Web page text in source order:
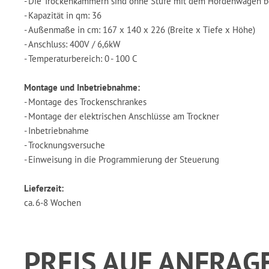
- Kapazität in qm: 36
- Außenmaße in cm: 167 x 140 x 226 (Breite x Tiefe x Höhe)
- Anschluss: 400V / 6,6kW
- Temperaturbereich: 0 - 100 C
Montage und Inbetriebnahme:
- Montage des Trockenschrankes
- Montage der elektrischen Anschlüsse am Trockner
- Inbetriebnahme
- Trocknungsversuche
- Einweisung in die Programmierung der Steuerung
Lieferzeit:
ca. 6-8 Wochen